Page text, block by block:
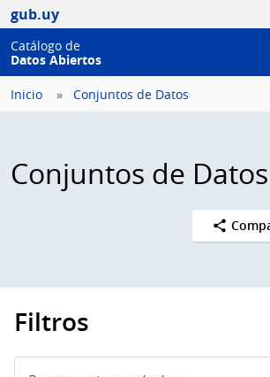
gub.uy
Catálogo de
Datos Abiertos
Inicio Conjuntos de Datos
Conjuntos de Datos
Filtros